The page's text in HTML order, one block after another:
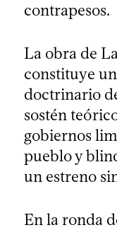
contrapesos.
La obra de
constituye
doctrinario
sostén
gobiernos
pueblo y
un estreno
En la ronda